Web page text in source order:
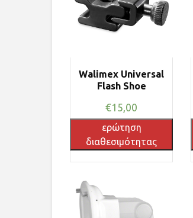
Walimex Universal
Flash Shoe
€15,00
ερώτηση
διαθεσιμότητας